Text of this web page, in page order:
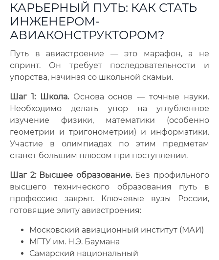
КАРЬЕРНЫЙ ПУТЬ: КАК СТАТЬ
ИНЖЕНЕРОМ-
АВИАКОНСТРУКТОРОМ?
Путь в авиастроение — это марафон, а не
спринт. Он требует последовательности и
упорства, начиная со школьной скамьи.
Шаг 1: Школа.Основа основ — точные науки.
Необходимо делать упор на углубленное
изучение физики, математики (особенно
геометрии и тригонометрии) и информатики.
Участие в олимпиадах по этим предметам
станет большим плюсом при поступлении.
Шаг 2: Высшее образование.Без профильного
высшего технического образования путь в
профессию закрыт. Ключевые вузы России,
готовящие элиту авиастроения:
Московский авиационный институт (МАИ)
МГТУ им. Н.Э. Баумана
Самарский национальный